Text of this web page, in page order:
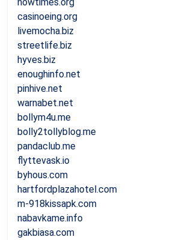
casinoeing.org
livemocha.biz
streetlife.biz
hyves.biz
enoughinfo.net
pinhive.net
warnabet.net
bollym4u.me
bolly2tollyblog.me
pandaclub.me
flyttevask.io
byhous.com
hartfordplazahotel.com
m-918kissapk.com
nabavkame.info
gakbiasa.com